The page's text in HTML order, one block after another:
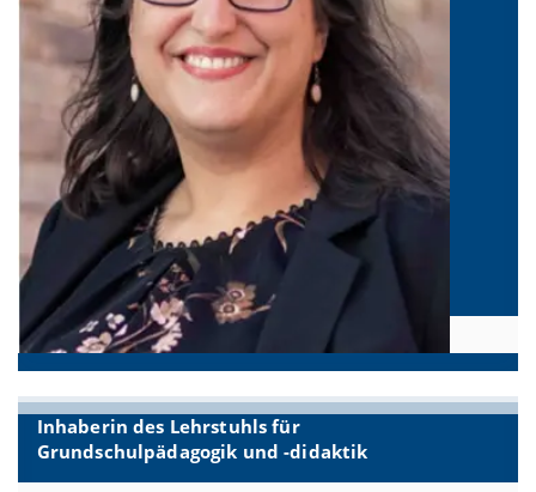
Inhaberin des Lehrstuhls für
Grundschulpädagogik und -didaktik